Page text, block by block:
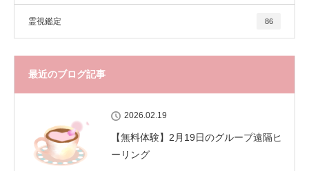
霊視鑑定 86
最近のブログ記事
2026.02.19
【無料体験】2月19日のグループ遠隔ヒ
ーリング